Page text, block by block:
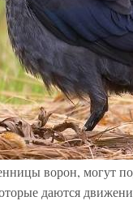
ворон, могут
даются